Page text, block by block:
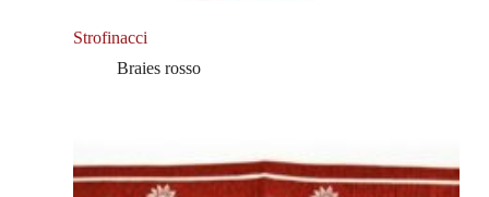
Strofinacci
Braies rosso